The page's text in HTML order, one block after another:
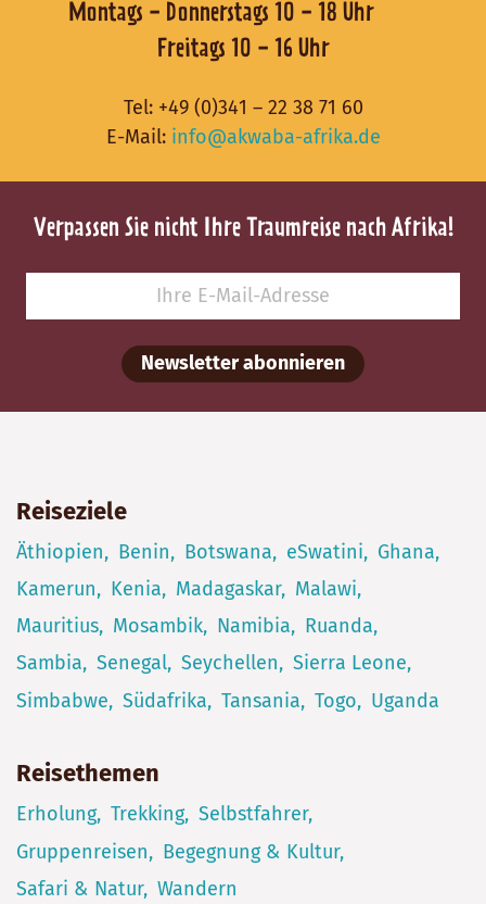
Montags - Donnerstags 10 - 18 Uhr
Freitags 10 - 16 Uhr
Tel: +49 (0)341 – 22 38 71 60
E-Mail: info@akwaba-afrika.de
Verpassen Sie nicht Ihre Traumreise nach Afrika!
Newsletter abonnieren
Reiseziele
Äthiopien Benin Botswana eSwatini
Ghana
Kamerun
Kenia Madagaskar
Malawi
Mauritius
Mosambik Namibia
Ruanda
Sambia
Senegal Seychellen
Sierra Leone
Simbabwe
Südafrika Tansania Togo Uganda
Reisethemen
Erholung Trekking Selbstfahrer
Gruppenreisen
Begegnung & Kultur
Safari & Natur Wandern